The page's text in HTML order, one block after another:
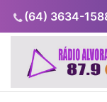
(64) 3634-